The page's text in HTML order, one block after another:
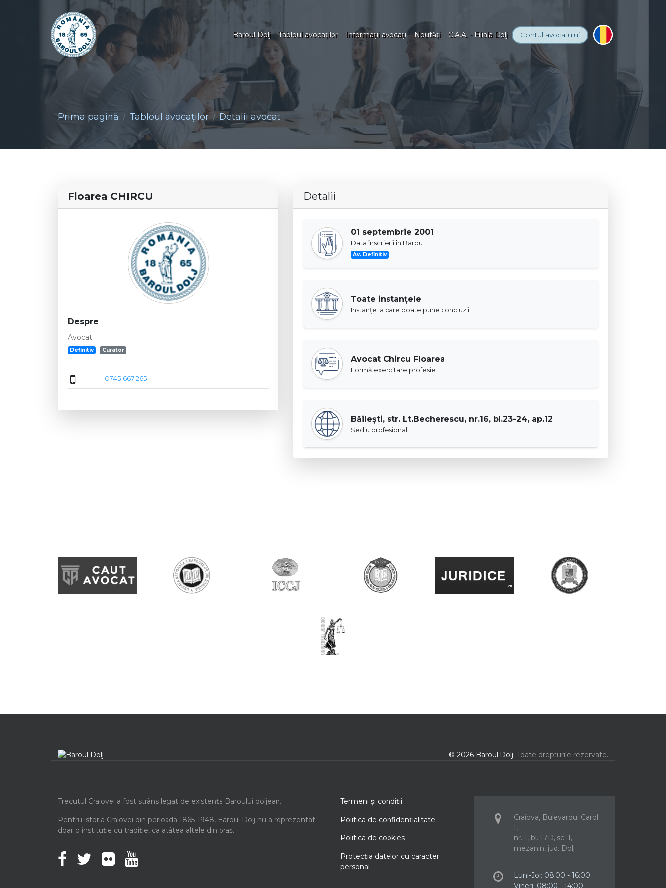
Baroul Dolj Tabloul avocaţilor Informaţii avocaţi Noutăţi C.A.A. - Filiala Dolj Contul avocatului
Prima pagină Tabloul avocaţilor Detalii avocat
Floarea CHIRCU
Despre
Avocat
Definitiv Curator
0745.667.265
Detalii
01 septembrie 2001
Data înscrierii în Barou
Av. Definitiv
Toate instanţele
Instanţe la care poate pune concluzii
Avocat Chircu Floarea
Formă exercitare profesie
Băileşti, str. Lt.Becherescu, nr.16, bl.23-24, ap.12
Sediu profesional
© 2026 Baroul Dolj. Toate drepturile rezervate.
Trecutul Craiovei a fost strâns legat de existența Baroului doljean.
Pentru istoria Craiovei din perioada 1865-1948, Baroul Dolj nu a reprezentat
doar o instituție cu tradiție, ca atâtea altele din oraș.
Termeni şi condiţii
Politica de confidenţialitate
Politica de cookies
Protecţia datelor cu caracter
personal
Craiova, Bulevardul Carol
I,
nr. 1, bl. 17D, sc. 1,
mezanin, jud. Dolj
Luni-Joi: 08:00 - 16:00
Vineri: 08:00 - 14:00